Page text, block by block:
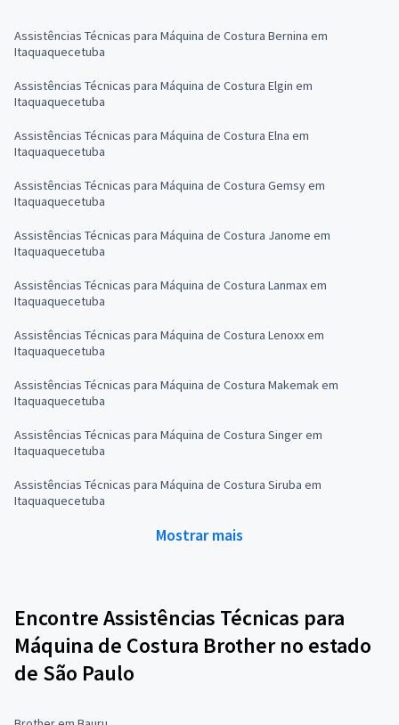
Assistências Técnicas para Máquina de Costura Bernina em
Itaquaquecetuba
Assistências Técnicas para Máquina de Costura Elgin em
Itaquaquecetuba
Assistências Técnicas para Máquina de Costura Elna em
Itaquaquecetuba
Assistências Técnicas para Máquina de Costura Gemsy em
Itaquaquecetuba
Assistências Técnicas para Máquina de Costura Janome em
Itaquaquecetuba
Assistências Técnicas para Máquina de Costura Lanmax em
Itaquaquecetuba
Assistências Técnicas para Máquina de Costura Lenoxx em
Itaquaquecetuba
Assistências Técnicas para Máquina de Costura Makemak em
Itaquaquecetuba
Assistências Técnicas para Máquina de Costura Singer em
Itaquaquecetuba
Assistências Técnicas para Máquina de Costura Siruba em
Itaquaquecetuba
Mostrar mais
Encontre Assistências Técnicas para
Máquina de Costura Brother no estado
de São Paulo